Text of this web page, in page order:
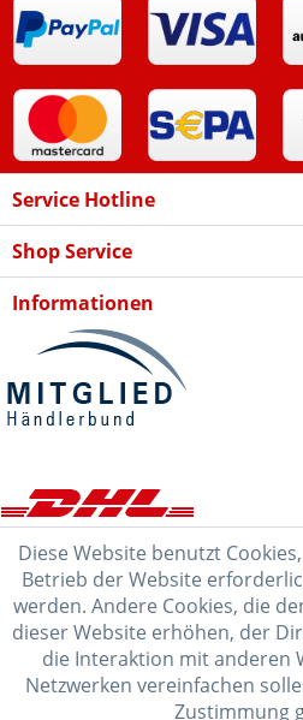
Service Hotline
Shop Service
Informationen
Diese Website benutzt
Betrieb der Website
werden. Andere Cookies, die
dieser Website erhöhen, der
die Interaktion mit anderen
Netzwerken vereinfachen
Zustimmung